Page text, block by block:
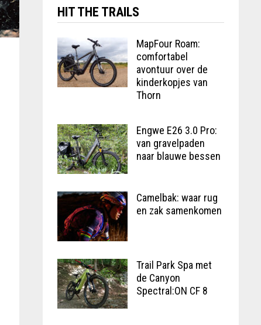
HIT THE TRAILS
MapFour Roam:
comfortabel
avontuur over de
kinderkopjes van
Thorn
Engwe E26 3.0 Pro:
van gravelpaden
naar blauwe bessen
Camelbak: waar rug
en zak samenkomen
Trail Park Spa met
de Canyon
Spectral:ON CF 8